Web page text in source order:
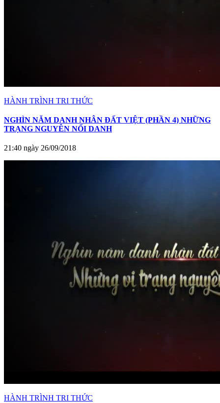
HÀNH TRÌNH TRI THỨC
NGHÌN NĂM DANH NHÂN ĐẤT VIỆT (PHẦN 4) NHỮNG
TRẠNG NGUYÊN NỔI DANH
21:40 ngày 26/09/2018
HÀNH TRÌNH TRI THỨC